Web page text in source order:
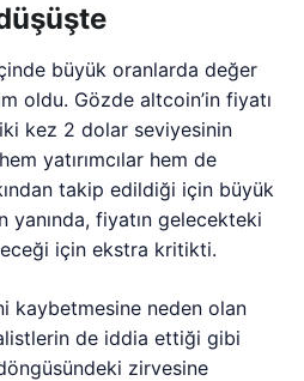
büyük oranlarda değer
oldu. Gözde altcoin’in fiyatı
kez 2 dolar seviyesinin
yatırımcılar hem de
takip edildiği için büyük
yanında, fiyatın gelecekteki
için ekstra kritikti.
kaybetmesine neden olan
de iddia ettiği gibi
zirvesine